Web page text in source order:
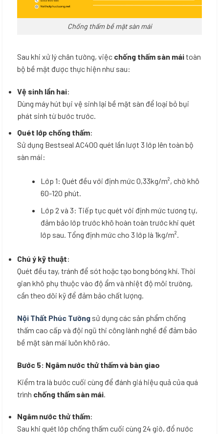
Chống thấm bề mặt sàn mái
Sau khi xử lý chân tường, việc chống thấm sàn máitoàn
bộ bề mặt được thực hiện như sau:
Vệ sinh lần hai:
Dùng máy hút bụi vệ sinh lại bề mặt sàn để loại bỏ bụi
phát sinh từ bước trước.
Quét lớp chống thấm:
Sử dụng Bestseal AC400 quét lần lượt 3 lớp lên toàn bộ
sàn mái:
Lớp 1: Quét đều với định mức 0,33kg/m², chờ khô
60-120 phút.
Lớp 2 và 3: Tiếp tục quét với định mức tương tự,
đảm bảo lớp trước khô hoàn toàn trước khi quét
lớp sau. Tổng định mức cho 3 lớp là 1kg/m².
Chú ý kỹ thuật:
Quét đều tay, tránh để sót hoặc tạo bong bóng khí. Thời
gian khô phụ thuộc vào độ ẩm và nhiệt độ môi trường,
cần theo dõi kỹ để đảm bảo chất lượng.
Nội Thất Phúc Tường sử dụng các sản phẩm chống
thấm cao cấp và đội ngũ thi công lành nghề để đảm bảo
bề mặt sàn mái luôn khô ráo.
Bước 5: Ngâm nước thử thấm và bàn giao
Kiểm tra là bước cuối cùng để đánh giá hiệu quả của quá
trình chống thấm sàn mái
Ngâm nước thử thấm:
Sau khi quét lớp chống thấm cuối cùng 24 giờ, đổ nước